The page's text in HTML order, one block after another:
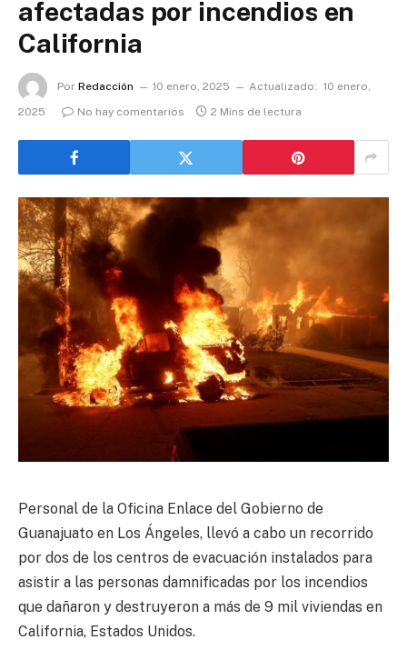
afectadas por incendios en
California
Por Redacción 10 enero, 2025 Actualizado: 10 enero,
2025
No hay comentarios 2 Mins de lectura
Personal de la Oficina Enlace del Gobierno de
Guanajuato en Los Ángeles, llevó a cabo un recorrido
por dos de los centros de evacuación instalados para
asistir a las personas damnificadas por los incendios
que dañaron y destruyeron a más de 9 mil viviendas en
California, Estados Unidos.